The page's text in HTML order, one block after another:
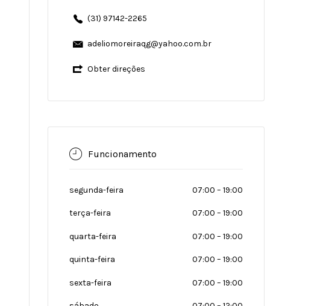
(31) 97142-2265
adeliomoreiraqg@yahoo.com.br
Obter direções
Funcionamento
segunda-feira 07:00 – 19:00
terça-feira 07:00 – 19:00
quarta-feira 07:00 – 19:00
quinta-feira 07:00 – 19:00
sexta-feira 07:00 – 19:00